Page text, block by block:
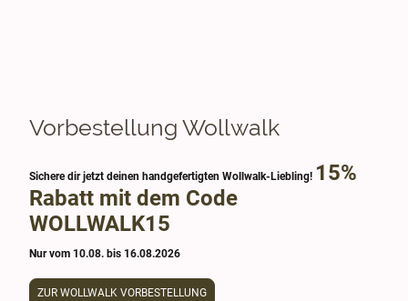
Vorbestellung Wollwalk
Sichere dir jetzt deinen handgefertigten Wollwalk-Liebling! 15%
Rabatt mit dem Code
WOLLWALK15
Nur vom 10.08. bis 16.08.2026
ZUR WOLLWALK VORBESTELLUNG